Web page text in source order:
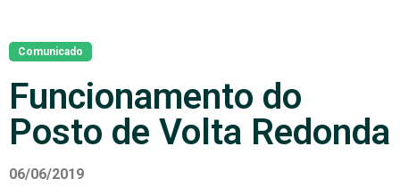
Comunicado
Funcionamento do
Posto de Volta Redonda
06/06/2019